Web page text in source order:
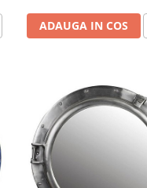
ADAUGA IN COS